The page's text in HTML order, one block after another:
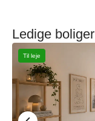
Ledige boliger
Til leje